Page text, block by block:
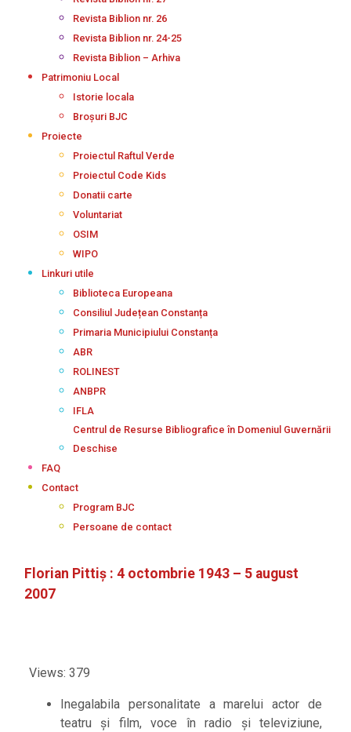
Revista Biblion nr. 26
Revista Biblion nr. 24-25
Revista Biblion – Arhiva
Patrimoniu Local
Istorie locala
Broșuri BJC
Proiecte
Proiectul Raftul Verde
Proiectul Code Kids
Donatii carte
Voluntariat
OSIM
WIPO
Linkuri utile
Biblioteca Europeana
Consiliul Județean Constanța
Primaria Municipiului Constanța
ABR
ROLINEST
ANBPR
IFLA
Centrul de Resurse Bibliografice în Domeniul Guvernării
Deschise
FAQ
Contact
Program BJC
Persoane de contact
Florian Pittiș : 4 octombrie 1943 – 5 august
2007
Views: 379
Inegalabila personalitate a marelui actor de
teatru și film, voce în radio și televiziune,